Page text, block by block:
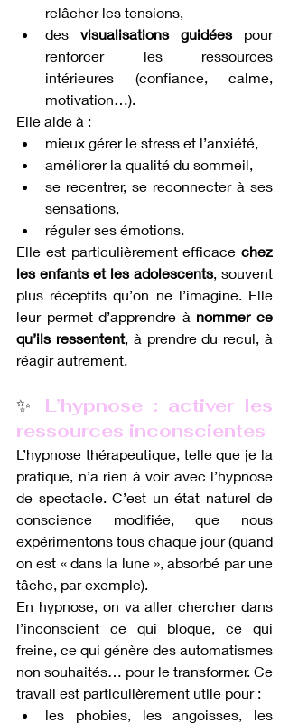
relâcher les tensions,
des visualisations guidées pour
renforcer les ressources
intérieures (confiance, calme,
motivation…).
Elle aide à :
mieux gérer le stress et l’anxiété,
améliorer la qualité du sommeil,
se recentrer, se reconnecter à ses
sensations,
réguler ses émotions.
Elle est particulièrement efficace chez
les enfants et les adolescents, souvent
plus réceptifs qu’on ne l’imagine. Elle
leur permet d’apprendre à nommer ce
qu’ils ressentent, à prendre du recul, à
réagir autrement.
✨
L’hypnose : activer les
ressources inconscientes
L’hypnose thérapeutique, telle que je la
pratique, n’a rien à voir avec l’hypnose
de spectacle. C’est un état naturel de
conscience modifiée, que nous
expérimentons tous chaque jour (quand
on est « dans la lune », absorbé par une
tâche, par exemple).
En hypnose, on va aller chercher dans
l’inconscient ce qui bloque, ce qui
freine, ce qui génère des automatismes
non souhaités… pour le transformer. Ce
travail est particulièrement utile pour :
les phobies, les angoisses, les